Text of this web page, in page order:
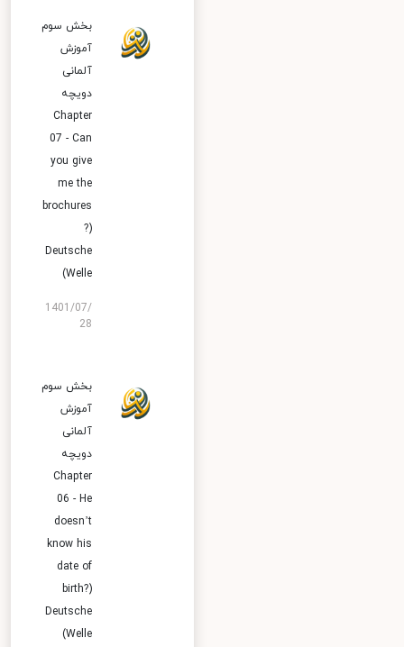
بخش سوم
آموزش
آلمانی
دویچه
Chapter
07 - Can
you give
me the
brochures
Deutsche
Welle)
1401/07/
28
بخش سوم
آموزش
آلمانی
دویچه
Chapter
06 - He
doesn’t
know his
date of
birth?)
Deutsche
Welle)